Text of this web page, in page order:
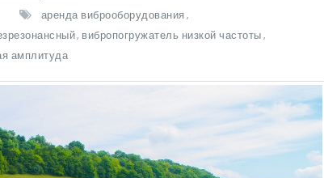
аренда виброоборудования ,
, вибропогружатель низкой частоты ,
амплитуда